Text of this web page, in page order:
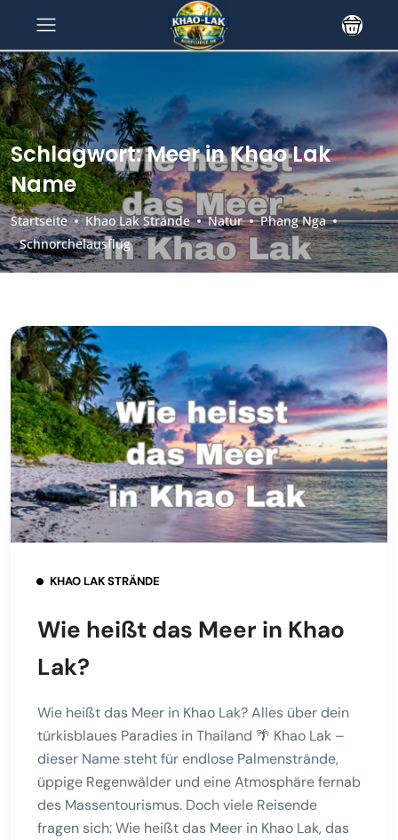
Schlagwort:Meer in Khao Lak
Name
Startseite Khao Lak Strände Natur
Phang Nga
Schnorchelausflug
KHAO LAK STRÄNDE
Wie heißt das Meer in Khao
Lak?
Wie heißt das Meer in Khao Lak? Alles über dein
türkisblaues Paradies in Thailand 🌴 Khao Lak –
dieser Name steht für endlose Palmenstrände,
üppige Regenwälder und eine Atmosphäre fernab
des Massentourismus. Doch viele Reisende
fragen sich: Wie heißt das Meer in Khao Lak, das